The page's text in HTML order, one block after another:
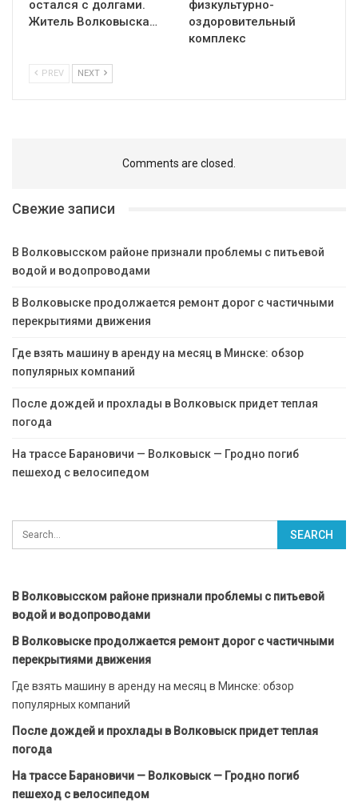
остался с долгами.
Житель Волковыска…
физкультурно-
оздоровительный
комплекс
PREV NEXT
Comments are closed.
Свежие записи
В Волковысском районе признали проблемы с питьевой
водой и водопроводами
В Волковыске продолжается ремонт дорог с частичными
перекрытиями движения
Где взять машину в аренду на месяц в Минске: обзор
популярных компаний
После дождей и прохлады в Волковыск придет теплая
погода
На трассе Барановичи — Волковыск — Гродно погиб
пешеход с велосипедом
В Волковысском районе признали проблемы с питьевой
водой и водопроводами
В Волковыске продолжается ремонт дорог с частичными
перекрытиями движения
Где взять машину в аренду на месяц в Минске: обзор
популярных компаний
После дождей и прохлады в Волковыск придет теплая
погода
На трассе Барановичи — Волковыск — Гродно погиб
пешеход с велосипедом